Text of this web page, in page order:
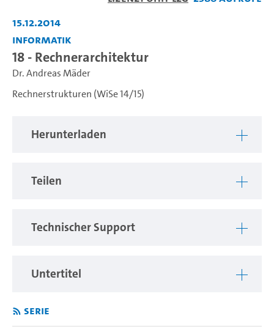
15.12.2014
Informatik
18 - Rechnerarchitektur
Dr. Andreas Mäder
Rechnerstrukturen (WiSe 14/15)
Herunterladen
Teilen
Technischer Support
Untertitel
Serie